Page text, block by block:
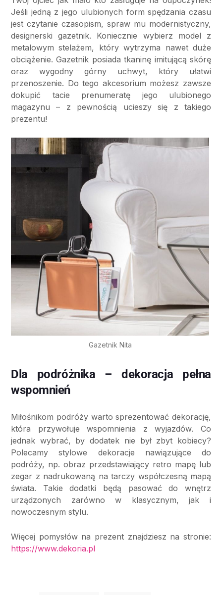
Jeśli jedną z jego ulubionych form spędzania czasu
jest czytanie czasopism, spraw mu modernistyczny,
designerski gazetnik. Koniecznie wybierz model z
metalowym stelażem, który wytrzyma nawet duże
obciążenie. Gazetnik posiada tkaninę imitującą skórę
oraz wygodny górny uchwyt, który ułatwi
przenoszenie. Do tego akcesorium możesz zawsze
dokupić tacie prenumeratę jego ulubionego
magazynu – z pewnością ucieszy się z takiego
prezentu!
Gazetnik Nita
Dla podróżnika – dekoracja pełna
wspomnień
Miłośnikom podróży warto sprezentować dekorację,
która przywołuje wspomnienia z wyjazdów. Co
jednak wybrać, by dodatek nie był zbyt kobiecy?
Polecamy stylowe dekoracje nawiązujące do
podróży, np. obraz przedstawiający retro mapę lub
zegar z nadrukowaną na tarczy współczesną mapą
świata. Takie dodatki będą pasować do wnętrz
urządzonych zarówno w klasycznym, jak i
nowoczesnym stylu.
Więcej pomysłów na prezent znajdziesz na stronie:
https://www.dekoria.pl